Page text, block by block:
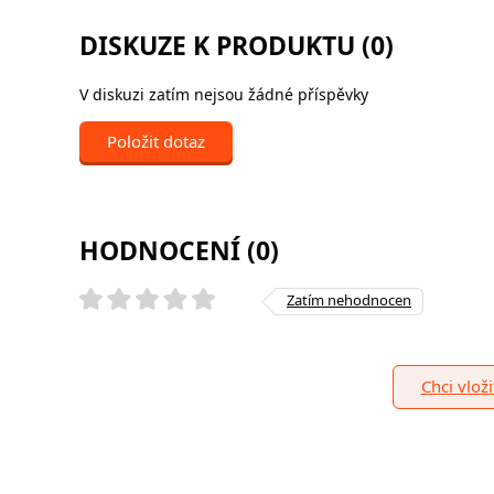
DISKUZE K PRODUKTU (0)
V diskuzi zatím nejsou žádné příspěvky
Položit dotaz
HODNOCENÍ (0)
Zatím nehodnocen
Chci